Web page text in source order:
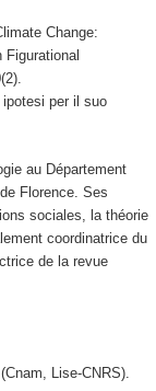
Change:
Figurational
ipotesi per il suo
au Département
Florence. Ses
sociales, la théorie
coordinatrice du
de la revue
(Cnam, Lise-CNRS).